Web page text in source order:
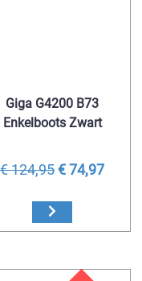
Giga G4200 B73
Enkelboots Zwart
€ 124,95€ 74,97